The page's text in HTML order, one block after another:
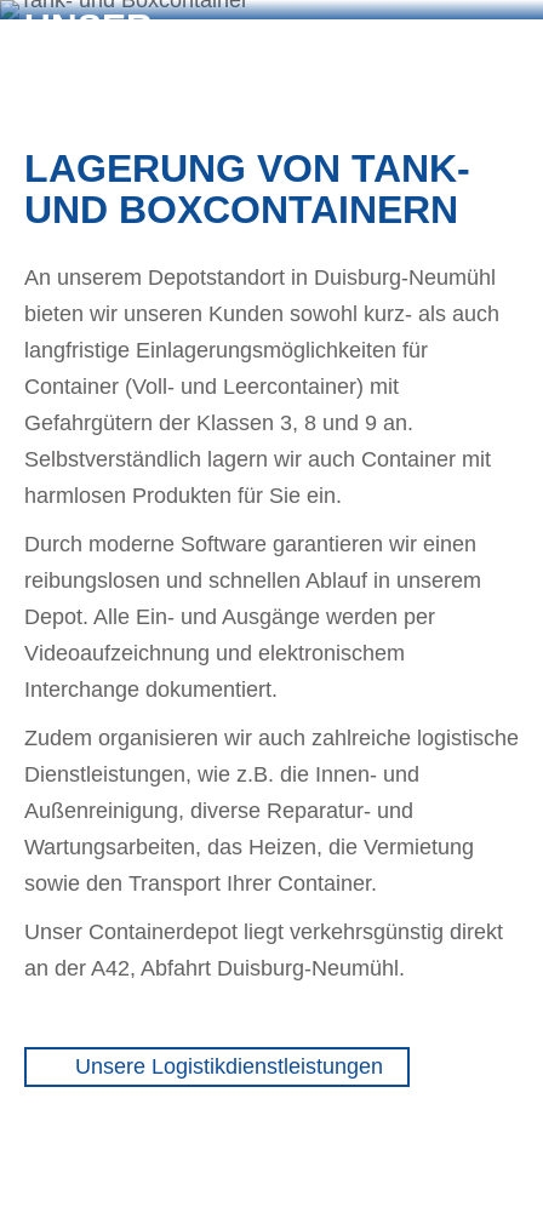
UNSER
LAGERUNG VON TANK-
UND BOXCONTAINERN
An unserem Depotstandort in Duisburg-Neumühl
bieten wir unseren Kunden sowohl kurz- als auch
langfristige Einlagerungsmöglichkeiten für
Container (Voll- und Leercontainer) mit
Gefahrgütern der Klassen 3, 8 und 9 an.
Selbstverständlich lagern wir auch Container mit
harmlosen Produkten für Sie ein.
Durch moderne Software garantieren wir einen
reibungslosen und schnellen Ablauf in unserem
Depot. Alle Ein- und Ausgänge werden per
Videoaufzeichnung und elektronischem
Interchange dokumentiert.
Zudem organisieren wir auch zahlreiche logistische
Dienstleistungen, wie z.B. die Innen- und
Außenreinigung, diverse Reparatur- und
Wartungsarbeiten, das Heizen, die Vermietung
sowie den Transport Ihrer Container.
Unser Containerdepot liegt verkehrsgünstig direkt
an der A42, Abfahrt Duisburg-Neumühl.
Unsere Logistikdienstleistungen